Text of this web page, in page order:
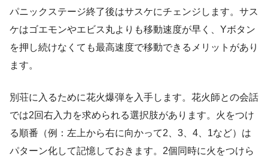
パニックステージ終了後はサスケにチェンジします。サス
ケはゴエモンやエビス丸よりも移動速度が早く、Yボタン
を押し続けなくても最高速度で移動できるメリットがあり
ます。
別荘に入るために花火爆弾を入手します。花火師との会話
では2回右入力を求められる選択肢があります。火をつけ
る順番（例：左上から右に向かって2、3、4、1など）は
パターン化して記憶しておきます。2個同時に火をつけら